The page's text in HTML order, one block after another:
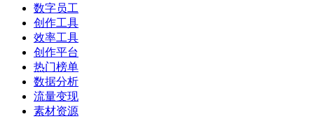
数字员工
创作工具
效率工具
创作平台
热门榜单
数据分析
流量变现
素材资源